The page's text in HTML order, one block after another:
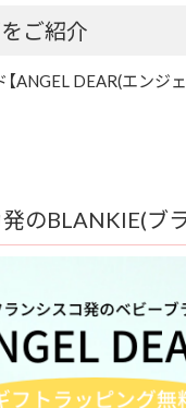
ご紹介
DEAR(エンジェ
のBLANKIE(ブ